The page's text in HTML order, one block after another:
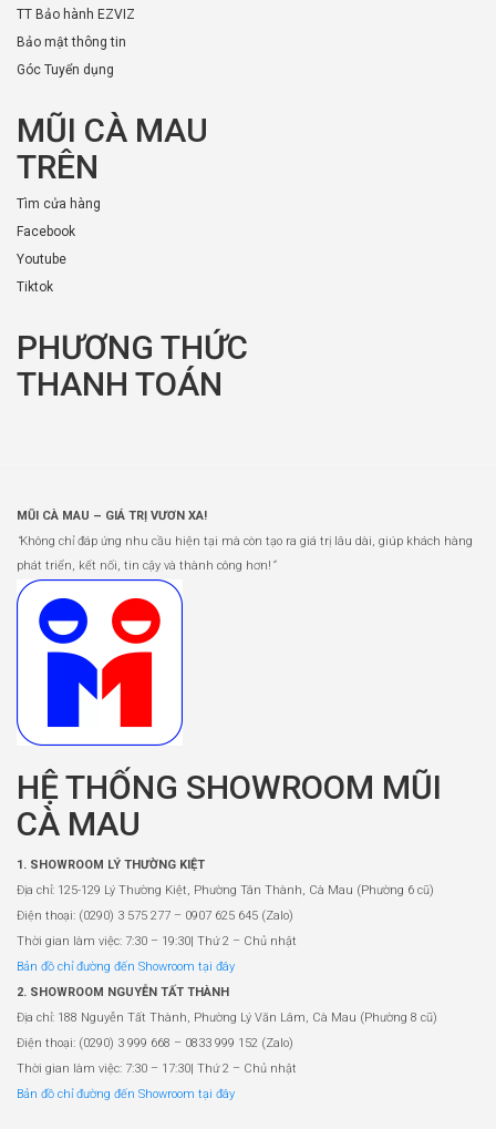
TT Bảo hành EZVIZ
Bảo mật thông tin
Góc Tuyển dụng
MŨI CÀ MAU
TRÊN
Tìm cửa hàng
Facebook
Youtube
Tiktok
PHƯƠNG THỨC
THANH TOÁN
MŨI CÀ MAU – GIÁ TRỊ VƯƠN XA!
“Không chỉ đáp ứng nhu cầu hiện tại mà còn tạo ra giá trị lâu dài, giúp khách hàng
phát triển, kết nối, tin cậy và thành công hơn! ”
HỆ THỐNG SHOWROOM MŨI
CÀ MAU
1. SHOWROOM LÝ THƯỜNG KIỆT
Địa chỉ: 125-129 Lý Thường Kiệt, Phường Tân Thành, Cà Mau (Phường 6 cũ)
Điện thoại: (0290) 3 575 277 – 0907 625 645 (Zalo)
Thời gian làm việc: 7:30 – 19:30| Thứ 2 – Chủ nhật
Bản đồ chỉ đường đến Showroom tại đây
2. SHOWROOM NGUYỄN TẤT THÀNH
Địa chỉ: 188 Nguyễn Tất Thành, Phường Lý Văn Lâm, Cà Mau (Phường 8 cũ)
Điện thoại: (0290) 3 999 668 – 0833 999 152 (Zalo)
Thời gian làm việc: 7:30 – 17:30| Thứ 2 – Chủ nhật
Bản đồ chỉ đường đến Showroom tại đây